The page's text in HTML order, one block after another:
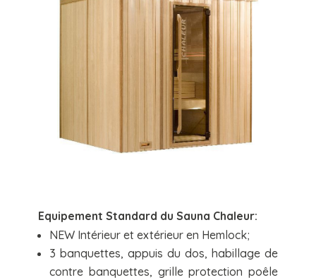
Equipement Standard du Sauna Chaleur:
NEW Intérieur et extérieur en Hemlock;
3 banquettes, appuis du dos, habillage de
contre banquettes, grille protection poêle